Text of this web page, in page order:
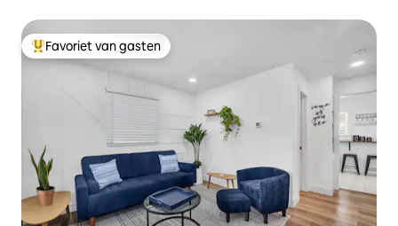
Topfavoriet van gasten
Favoriet van gasten